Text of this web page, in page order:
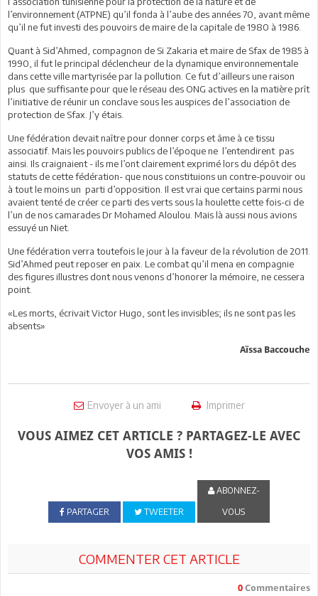
l’environnement (ATPNE) qu’il fonda à l’aube des années 70, avant même
qu’il ne fut investi des pouvoirs de maire de la capitale de 1980 à 1986.
Quant à Sid’Ahmed, compagnon de Si Zakaria et maire de Sfax de 1985 à
1990, il fut le principal déclencheur de la dynamique environnementale
dans cette ville martyrisée par la pollution. Ce fut d’ailleurs une raison
plus que suffisante pour que le réseau des ONG actives en la matière prît
l’initiative de réunir un conclave sous les auspices de l’association de
protection de Sfax. J’y étais.
Une fédération devait naître pour donner corps et âme à ce tissu
associatif. Mais les pouvoirs publics de l’époque ne l’entendirent pas
ainsi. Ils craignaient - ils me l’ont clairement exprimé lors du dépôt des
statuts de cette fédération- que nous constituions un contre-pouvoir ou
à tout le moins un parti d’opposition. Il est vrai que certains parmi nous
avaient tenté de créer ce parti des verts sous la houlette cette fois-ci de
l’un de nos camarades Dr Mohamed Aloulou. Mais là aussi nous avions
essuyé un Niet.
Une fédération verra toutefois le jour à la faveur de la révolution de 2011.
Sid’Ahmed peut reposer en paix. Le combat qu’il mena en compagnie
des figures illustres dont nous venons d’honorer la mémoire, ne cessera
point.
«Les morts, écrivait Victor Hugo, sont les invisibles; ils ne sont pas les
absents»
Aïssa Baccouche
Envoyer à un ami Imprimer
VOUS AIMEZ CET ARTICLE ? PARTAGEZ-LE AVEC
VOS AMIS !
PARTAGER TWEETER
ABONNEZ-
VOUS
COMMENTER CET ARTICLE
0 Commentaires